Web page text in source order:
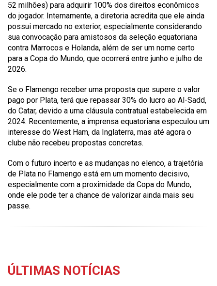
52 milhões) para adquirir 100% dos direitos econômicos
do jogador. Internamente, a diretoria acredita que ele ainda
possui mercado no exterior, especialmente considerando
sua convocação para amistosos da seleção equatoriana
contra Marrocos e Holanda, além de ser um nome certo
para a Copa do Mundo, que ocorrerá entre junho e julho de
2026.
Se o Flamengo receber uma proposta que supere o valor
pago por Plata, terá que repassar 30% do lucro ao Al-Sadd,
do Catar, devido a uma cláusula contratual estabelecida em
2024. Recentemente, a imprensa equatoriana especulou um
interesse do West Ham, da Inglaterra, mas até agora o
clube não recebeu propostas concretas.
Com o futuro incerto e as mudanças no elenco, a trajetória
de Plata no Flamengo está em um momento decisivo,
especialmente com a proximidade da Copa do Mundo,
onde ele pode ter a chance de valorizar ainda mais seu
passe.
ÚLTIMAS NOTÍCIAS